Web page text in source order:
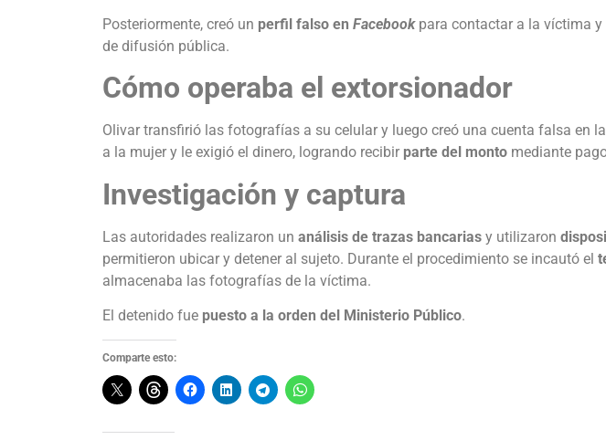
Posteriormente, creó un perfil falso en Facebookpara contactar a la víctima y
de difusión pública.
Cómo operaba el extorsionador
Olivar transfirió las fotografías a su celular y luego creó una cuenta falsa en
a la mujer y le exigió el dinero, logrando recibir parte del monto mediante
Investigación y captura
Las autoridades realizaron un análisis de trazas bancarias y utilizaron
permitieron ubicar y detener al sujeto. Durante el procedimiento se incautó el
almacenaba las fotografías de la víctima.
El detenido fue puesto a la orden del Ministerio Público.
Comparte esto: